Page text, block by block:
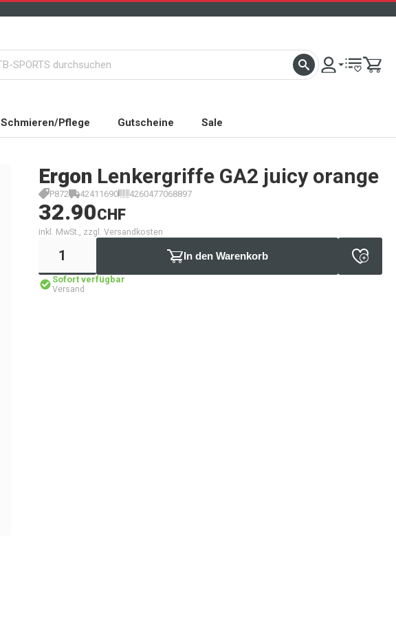
Schmieren/Pflege Gutscheine Sale
Ergon Lenkergriffe GA2 juicy orange
P872 42411690 4260477068897
32.90CHF
inkl. MwSt., zzgl. Versandkosten
In den Warenkorb
Sofort verfügbar
Versand